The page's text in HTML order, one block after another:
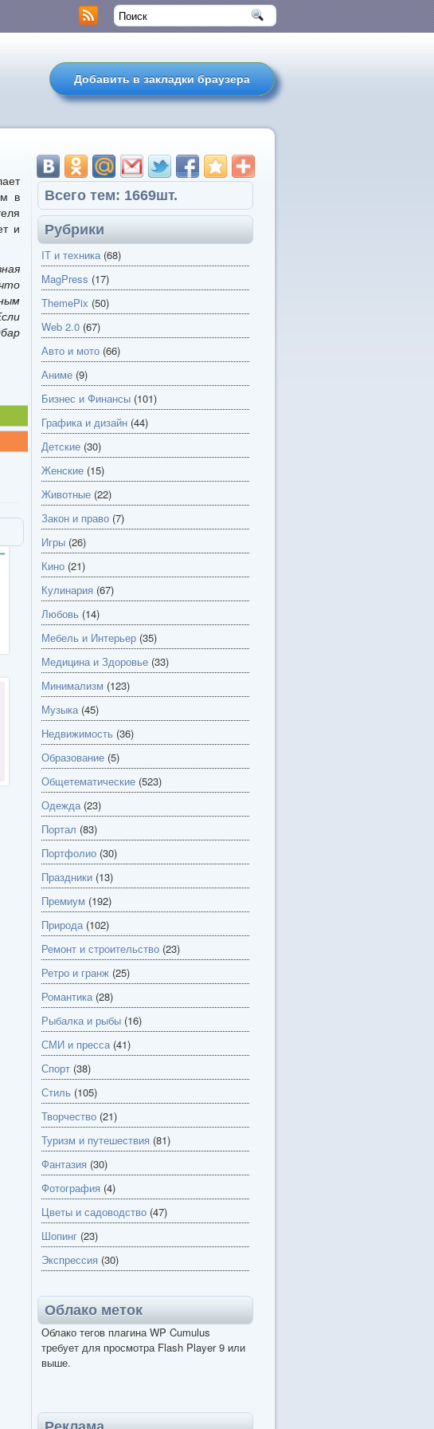
Добавить в закладки браузера
в
и
Всего тем: 1669шт.
Рубрики
IT и техника(68)
MagPress (17)
ThemePix (50)
Web 2.0 (67)
Авто и мото (66)
Аниме (9)
Бизнес и Финансы (101)
Графика и дизайн (44)
Детские (30)
Женские (15)
Животные (22)
Закон и право (7)
Игры (26)
Кино (21)
Кулинария (67)
Любовь (14)
Мебель и Интерьер (35)
Медицина и Здоровье (33)
Минимализм (123)
Музыка(45)
Недвижимость (36)
Образование (5)
Общетематические (523)
Одежда(23)
Портал (83)
Портфолио (30)
Праздники (13)
Премиум (192)
Природа(102)
Ремонт и строительство (23)
Ретро и гранж (25)
Романтика(28)
Рыбалка и рыбы (16)
СМИ и пресса(41)
Спорт (38)
Стиль (105)
Творчество (21)
Туризм и путешествия (81)
Фантазия (30)
Фотография (4)
Цветы и садоводство (47)
Шопинг (23)
Экспрессия (30)
Облако меток
Облако тегов плагина WP Cumulus
требует для просмотра Flash Player 9 или
выше.